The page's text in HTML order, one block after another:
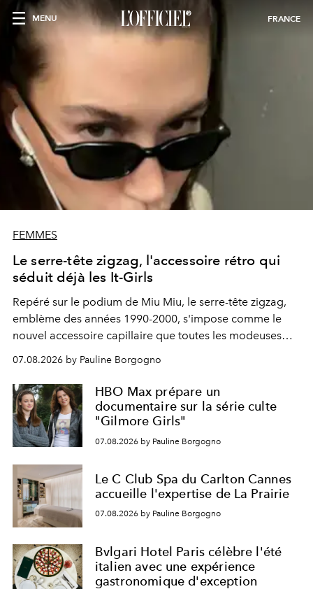
MENU FRANCE
FEMMES
Le serre-tête zigzag, l'accessoire rétro qui
séduit déjà les It-Girls
Repéré sur le podium de Miu Miu, le serre-tête zigzag,
emblème des années 1990-2000, s'impose comme le
nouvel accessoire capillaire que toutes les modeuses
s'arrachent déjà.
07.08.2026 by Pauline Borgogno
HBO Max prépare un
documentaire sur la série culte
"Gilmore Girls"
07.08.2026 by Pauline Borgogno
Le C Club Spa du Carlton Cannes
accueille l'expertise de La Prairie
07.08.2026 by Pauline Borgogno
Bvlgari Hotel Paris célèbre l'été
italien avec une expérience
gastronomique d'exception